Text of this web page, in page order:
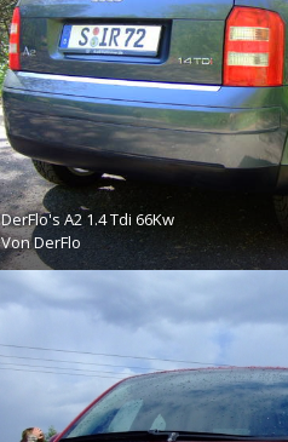
DerFlo's A2 1.4 Tdi 66Kw
VonDerFlo